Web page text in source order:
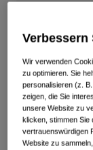
Rennrad
Mountainbike
Alle anzeigen
Alle anzeigen
Kinder
Helme
Schutzbrillen
Fixture
Artikelnr.39344-
84,99 €
Verbessern
Wir verwenden
zu optimieren. Sie
personalisieren (z.
zeigen, die Sie
unsere Website zu
klicken, stimmen Sie
vertrauenswürdigen
Website zu